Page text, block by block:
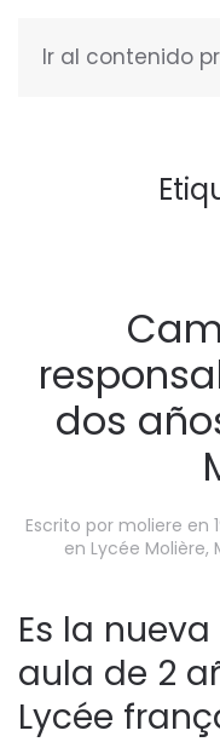
Ir al contenido
dos
Escrito por moliere en
en Lycée Molière,
Es la
aula de 2
Lycée